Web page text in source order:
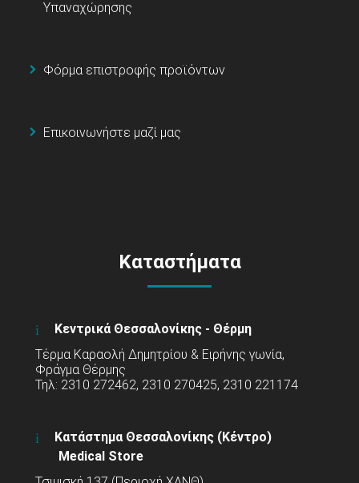
Υπαναχώρησης
Φόρμα επιστροφής προϊόντων
Επικοινωνήστε μαζί μας
Καταστήματα
Κεντρικά Θεσσαλονίκης - Θέρμη
Τέρμα Καραολή Δημητρίου & Ειρήνης γωνία,
Φράγμα Θέρμης
Τηλ: 2310 272462, 2310 270425, 2310 221174
Κατάστημα Θεσσαλονίκης (Κέντρο)
Medical Store